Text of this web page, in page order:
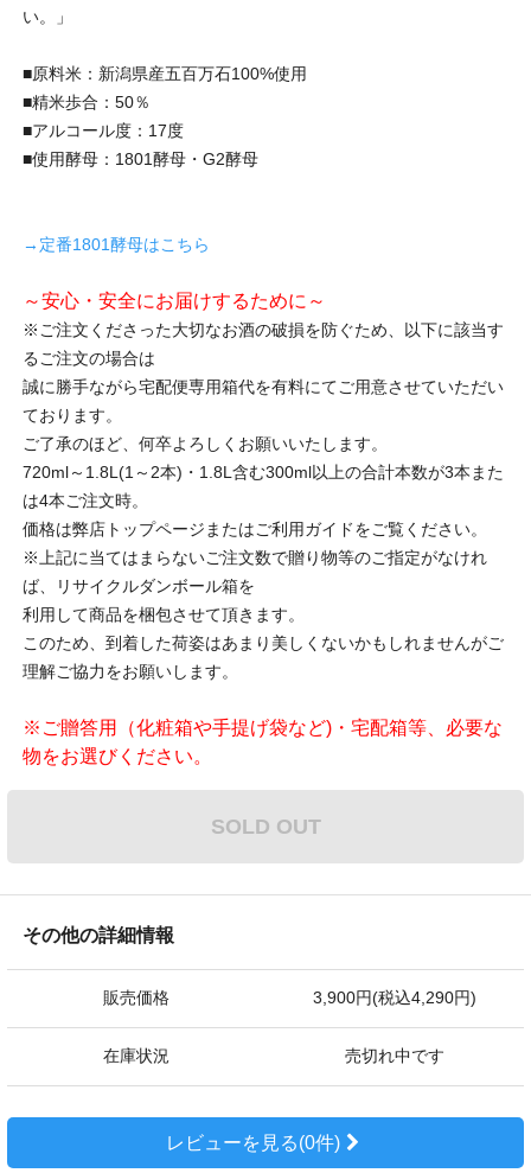
い。」
■原料米：新潟県産五百万石100%使用
■精米歩合：50％
■アルコール度：17度
■使用酵母：1801酵母・G2酵母
→定番1801酵母はこちら
～安心・安全にお届けするために～
※ご注文くださった大切なお酒の破損を防ぐため、以下に該当す
るご注文の場合は
誠に勝手ながら宅配便専用箱代を有料にてご用意させていただい
ております。
ご了承のほど、何卒よろしくお願いいたします。
720ml～1.8L(1～2本)・1.8L含む300ml以上の合計本数が3本また
は4本ご注文時。
価格は弊店トップページまたはご利用ガイドをご覧ください。
※上記に当てはまらないご注文数で贈り物等のご指定がなけれ
ば、リサイクルダンボール箱を
利用して商品を梱包させて頂きます。
このため、到着した荷姿はあまり美しくないかもしれませんがご
理解ご協力をお願いします。
※ご贈答用（化粧箱や手提げ袋など)・宅配箱等、必要な
物をお選びください。
SOLD OUT
その他の詳細情報
販売価格 3,900円(税込4,290円)
在庫状況 売切れ中です
レビューを見る(0件)